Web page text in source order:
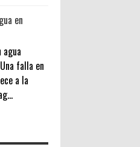
en
falla en
a la
policiaca